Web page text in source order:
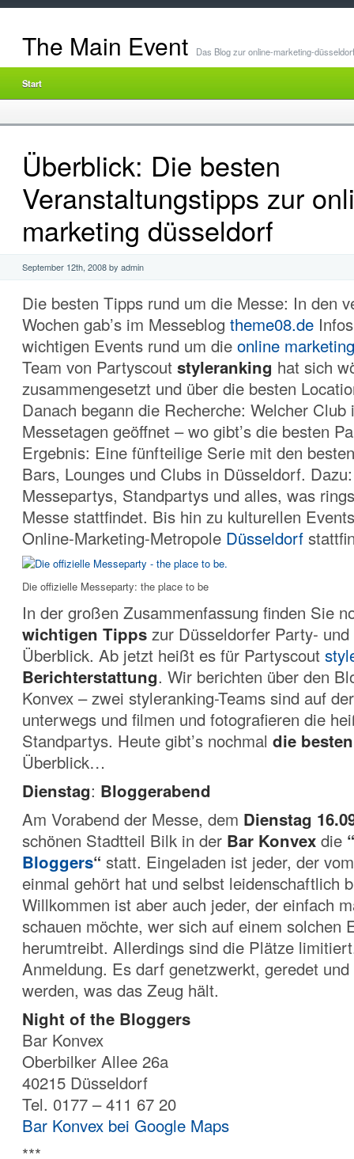
The Main Event Das Blog zur online-marketing-düsseldorf
Start
Überblick: Die besten
Veranstaltungstipps zur
marketing düsseldorf
September 12th, 2008 by admin
Die besten Tipps rund um die Messe: In den
Wochen gab’s im Messeblog theme08.de
wichtigen Events rund um die online
Team von Partyscout styleranking hat sich
zusammengesetzt und über die besten
Danach begann die Recherche: Welcher Club
Messetagen geöffnet – wo gibt’s die besten
Ergebnis: Eine fünfteilige Serie mit den
Bars, Lounges und Clubs in Düsseldorf.
Messepartys, Standpartys und alles, was
Messe stattfindet. Bis hin zu kulturellen
Online-Marketing-Metropole Düsseldorf
Die offizielle Messeparty: the place to be
In der großen Zusammenfassung finden Sie
wichtigen Tipps zur Düsseldorfer Party-
Überblick. Ab jetzt heißt es für Partyscout
Berichterstattung. Wir berichten über den
Konvex – zwei styleranking-Teams sind auf
unterwegs und filmen und fotografieren die
Standpartys. Heute gibt’s nochmal die
Überblick…
Dienstag: Bloggerabend
Am Vorabend der Messe, dem Dienstag
schönen Stadtteil Bilk in der Bar Konvex die “
Bloggers“ statt. Eingeladen ist jeder, der
einmal gehört hat und selbst leidenschaftlich
Willkommen ist aber auch jeder, der einfach
schauen möchte, wer sich auf einem solchen
herumtreibt. Allerdings sind die Plätze
Anmeldung. Es darf genetzwerkt, geredet
werden, was das Zeug hält.
Night of the Bloggers
Bar Konvex
Oberbilker Allee 26a
40215 Düsseldorf
Tel. 0177 – 411 67 20
Bar Konvex bei Google Maps
***